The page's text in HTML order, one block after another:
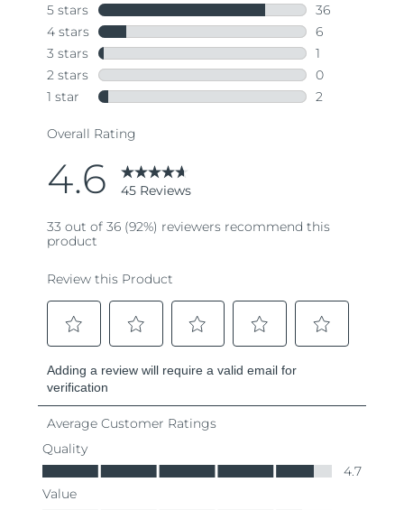
Same
page
link.